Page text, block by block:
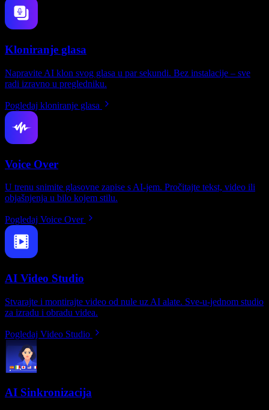
Kloniranje glasa
Napravite AI klon svog glasa u par sekundi. Bez instalacije – sve
radi izravno u pregledniku.
Pogledaj kloniranje glasa
Voice Over
U trenu snimite glasovne zapise s AI-jem. Pročitajte tekst, video ili
objašnjenja u bilo kojem stilu.
Pogledaj Voice Over
AI Video Studio
Stvarajte i montirajte video od nule uz AI alate. Sve-u-jednom studio
za izradu i obradu videa.
Pogledaj Video Studio
AI Sinkronizacija